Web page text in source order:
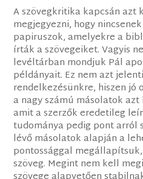
A szövegkritika kapcsán azt
megjegyezni, hogy
papiruszok, amelyekre a
írták a szövegeiket. Vagyis
levéltárban mondjuk Pál
példányait. Ez nem azt
rendelkezésünkre, hiszen
a nagy számú másolatok
amit a szerzők eredetileg
tudománya pedig pont arról
lévő másolatok alapján a
pontossággal
szöveg. Megint nem kell